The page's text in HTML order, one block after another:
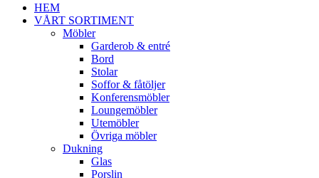
HEM
VÅRT SORTIMENT
Möbler
Garderob & entré
Bord
Stolar
Soffor & fåtöljer
Konferensmöbler
Loungemöbler
Utemöbler
Övriga möbler
Dukning
Glas
Porslin